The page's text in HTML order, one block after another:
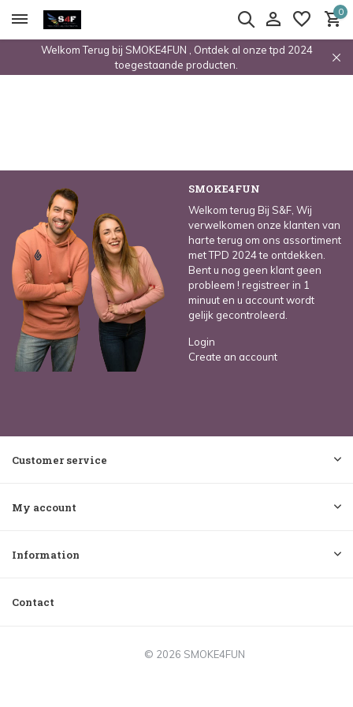
0
Welkom Terug bij SMOKE4FUN , Ontdek al onze tpd 2024
toegestaande producten.
SMOKE4FUN
Welkom terug Bij S&F, Wij
verwelkomen onze klanten van
harte terug om ons assortiment
met TPD 2024 te ontdekken.
Bent u nog geen klant geen
probleem ! registreer in 1
minuut en u account wordt
gelijk gecontroleerd.
Login
Create an account
Customer service
My account
Information
Contact
© 2026 SMOKE4FUN